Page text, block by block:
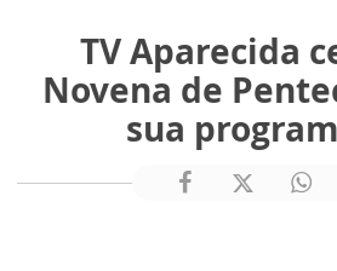
TV Aparecida
Novena de
sua